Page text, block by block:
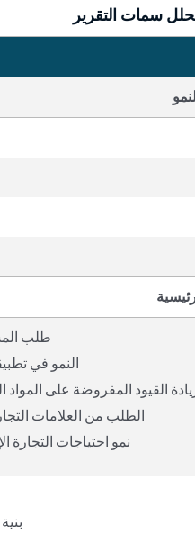
سمات التقرير
طلب
النمو في
القيود المفروضة على المواد
الطلب من العلامات
نمو احتياجات التجارة